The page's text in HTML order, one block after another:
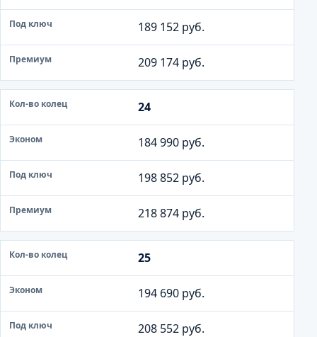
189 152 руб.
209 174 руб.
24
184 990 руб.
198 852 руб.
218 874 руб.
25
194 690 руб.
208 552 руб.